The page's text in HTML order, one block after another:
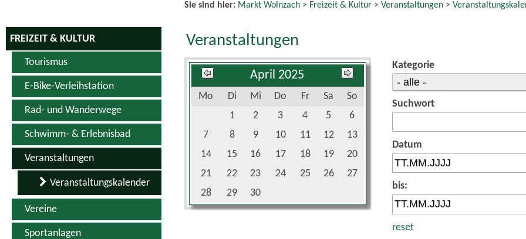
FREIZEIT & KULTUR
Tourismus
E-Bike-Verleihstation
Rad- und Wanderwege
Schwimm- & Erlebnisbad
Veranstaltungen
Veranstaltungskalender
Vereine
Sportanlagen
Sie sind hier: Markt Wolnzach> Freizeit & Kultur> Veranstaltungen>
Veranstaltungen
April 2025
Mo Di Mi Do Fr Sa
So
1
2 3 4 5
6
7
8 9 10 11 12
13
14
15 16 17 18 19
20
21
22 23 24 25 26
27
28
29 30
Kategorie
Suchwort
Datum
bis:
reset